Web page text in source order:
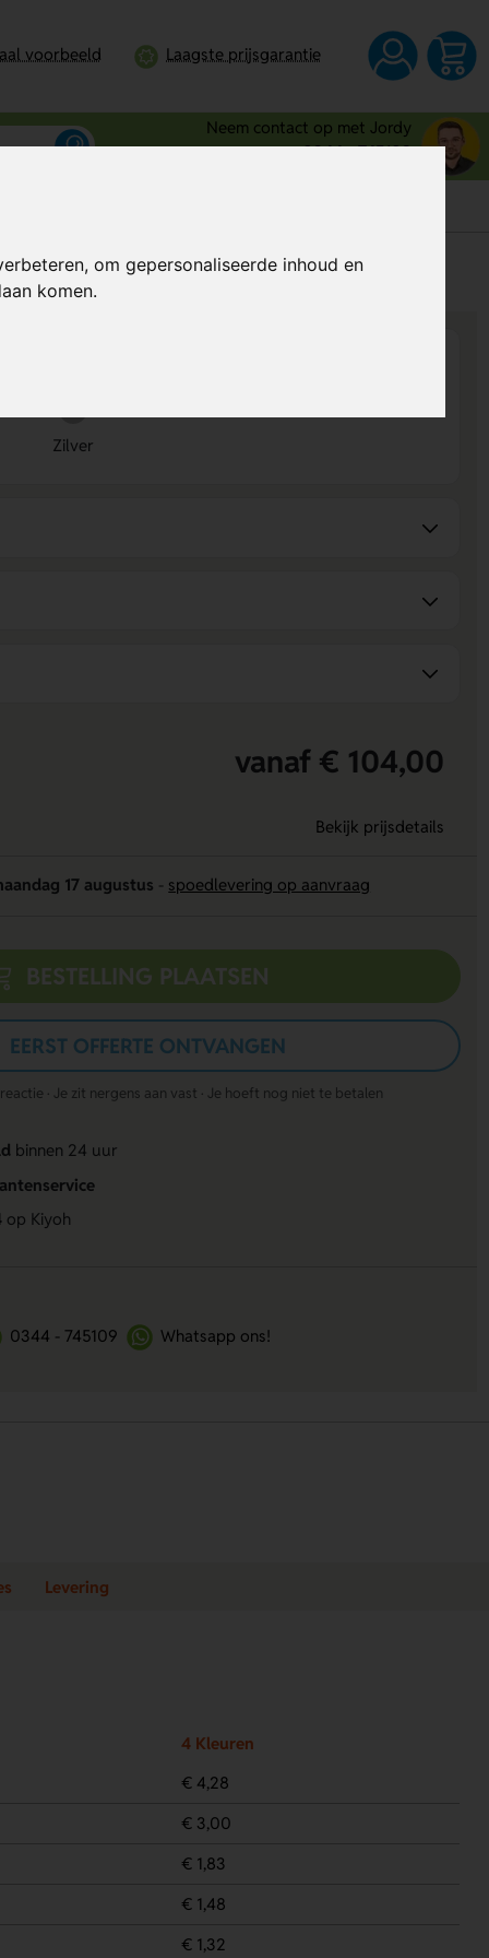
om gepersonaliseerde inhoud en
komen.
voorbeeld Laagste prijsgarantie
Neem contact op met Jordy
0344 - 745109
Al vanaf€ 0,90 per stuk (excl. BTW)
Zilver
vanaf € 104,00
Bekijk prijsdetails
17 augustus spoedlevering op aanvraag
BESTELLING PLAATSEN
EERST OFFERTE ONTVANGEN
· Je zit nergens aan vast · Je hoeft nog niet te betalen
binnen 24 uur
op Kiyoh
0344 - 745109 Whatsapp ons!
Levering
4 Kleuren
€ 4,28
€ 3,00
€ 1,83
€ 1,48
€ 1,32